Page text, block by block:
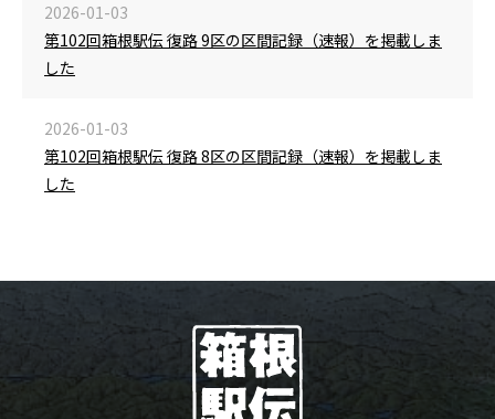
2026-01-03
第102回箱根駅伝 復路 9区の区間記録（速報）を掲載しま
した
2026-01-03
第102回箱根駅伝 復路 8区の区間記録（速報）を掲載しま
した